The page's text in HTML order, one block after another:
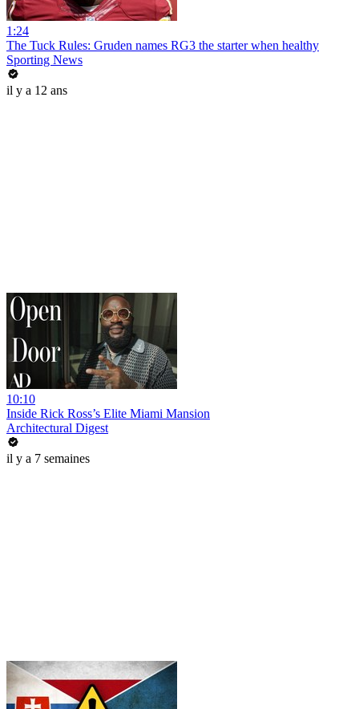
1:24
The Tuck Rules: Gruden names RG3 the starter when healthy
Sporting News
il y a 12 ans
10:10
Inside Rick Ross’s Elite Miami Mansion
Architectural Digest
il y a 7 semaines